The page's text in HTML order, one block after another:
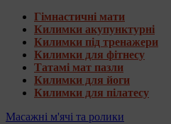
Гімнастичні мати
Килимки акупунктурні
Килимки під тренажери
Килимки для фітнесу
Татамі мат пазли
Килимки для йоги
Килимки для пілатесу
Масажні м'ячі та ролики